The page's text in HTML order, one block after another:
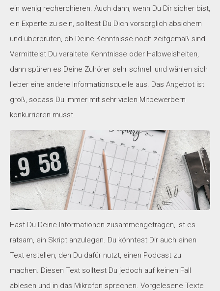
ein wenig recherchieren. Auch dann, wenn Du Dir sicher bist,
ein Experte zu sein, solltest Du Dich vorsorglich absichern
und überprüfen, ob Deine Kenntnisse noch zeitgemäß sind.
Vermittelst Du veraltete Kenntnisse oder Halbweisheiten,
dann spüren es Deine Zuhörer sehr schnell und wählen sich
lieber eine andere Informationsquelle aus. Das Angebot ist
groß, sodass Du immer mit sehr vielen Mitbewerbern
konkurrieren musst.
Hast Du Deine Informationen zusammengetragen, ist es
ratsam, ein Skript anzulegen. Du könntest Dir auch einen
Text erstellen, den Du dafür nutzt, einen Podcast zu
machen. Diesen Text solltest Du jedoch auf keinen Fall
ablesen und in das Mikrofon sprechen. Vorgelesene Texte